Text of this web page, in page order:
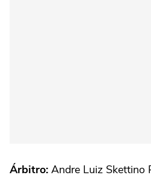
Árbitro: Andre Luiz Skettino